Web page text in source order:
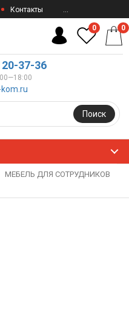
Контакты ...
37-36
Поиск
0 0
МЕБЕЛЬ ДЛЯ СОТРУДНИКОВ